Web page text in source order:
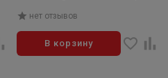
нет отзывов
В корзину